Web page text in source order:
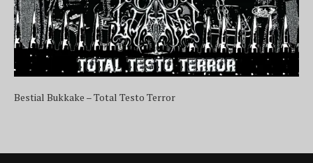
Bestial Bukkake – Total Testo Terror